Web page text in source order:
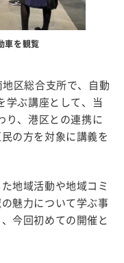
車を観覧
区総合支所で、自動
学ぶ講座として、当
り、港区との連携に
の方を対象に講義を
地域活動や地域コミ
魅力について学ぶ事
今回初めての開催と